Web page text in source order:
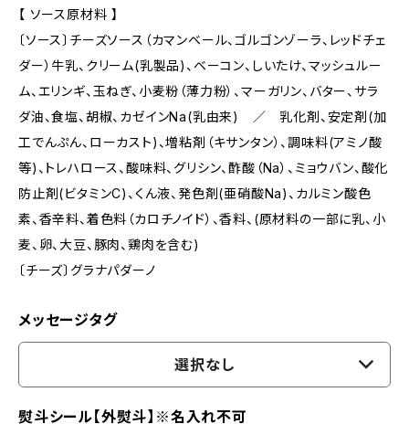
【 ソース原材料 】
〔ソース〕チーズソース（カマンベール、ゴルゴンゾーラ、レッドチェ
ダー）牛乳、クリーム(乳製品)、ベーコン、しいたけ、マッシュルー
ム、エリンギ、玉ねぎ、小麦粉（薄力粉）、マーガリン、バター、サラ
ダ油、食塩、胡椒、カゼインNa(乳由来) ／ 乳化剤、安定剤(加
工でんぷん、ローカスト)、増粘剤（キサンタン）、調味料(アミノ酸
等)、トレハロース、酸味料、グリシン、酢酸（Na）、ミョウバン、酸化
防止剤(ビタミンC)、くん液、発色剤(亜硝酸Na)、カルミン酸色
素、香辛料、着色料（カロチノイド）、香料、(原材料の一部に乳、小
麦、卵、大豆、豚肉、鶏肉を含む)
〔チーズ〕グラナパダーノ
メッセージタグ
選択なし
熨斗シール【外熨斗】※名入れ不可